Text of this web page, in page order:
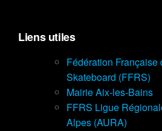
Liens utiles
Fédération Française
Skateboard (FFRS)
Mairie Aix-les-Bains
FFRS Ligue
Alpes (AURA)